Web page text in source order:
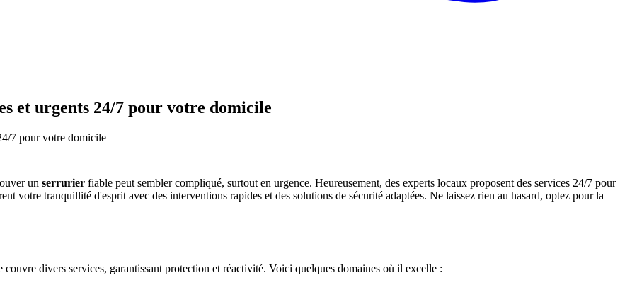
et urgents 24/7 pour votre domicile
7 pour votre domicile
un serrurier fiable peut sembler compliqué, surtout en urgence. Heureusement, des experts locaux proposent des services 24/7 pour
votre tranquillité d'esprit avec des interventions rapides et des solutions de sécurité adaptées. Ne laissez rien au hasard, optez pour la
divers services, garantissant protection et réactivité. Voici quelques domaines où il excelle :